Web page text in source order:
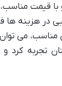
با قیمت
در هزینه ها
مناسب، می
تجربه کرد